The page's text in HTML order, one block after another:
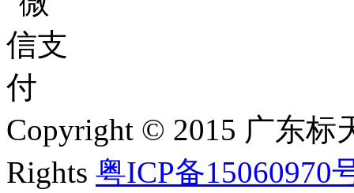
Copyright © 2015 广东
Rights 粤ICP备15060970